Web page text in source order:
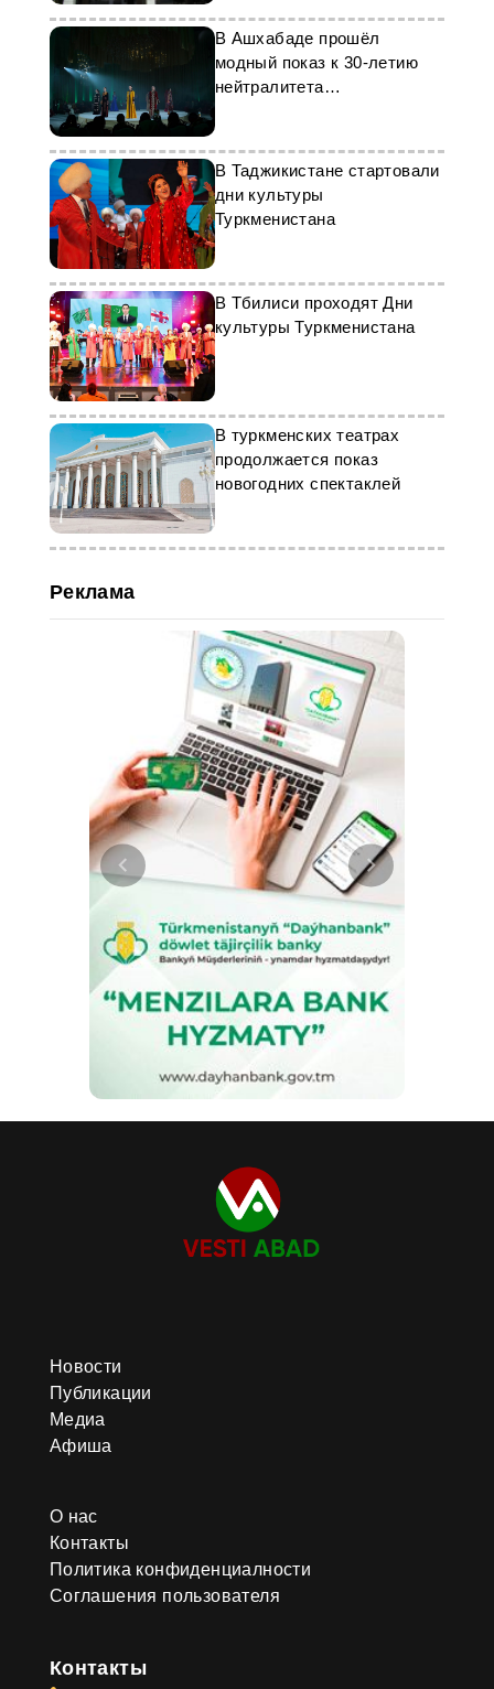
В Ашхабаде прошёл
модный показ к 30-летию
нейтралитета
Туркменистана
В Таджикистане стартовали
дни культуры
Туркменистана
В Тбилиси проходят Дни
культуры Туркменистана
В туркменских театрах
продолжается показ
новогодних спектаклей
Реклама
Новости
Публикации
Медиа
Афиша
О нас
Контакты
Политика конфиденциалности
Соглашения пользователя
Контакты